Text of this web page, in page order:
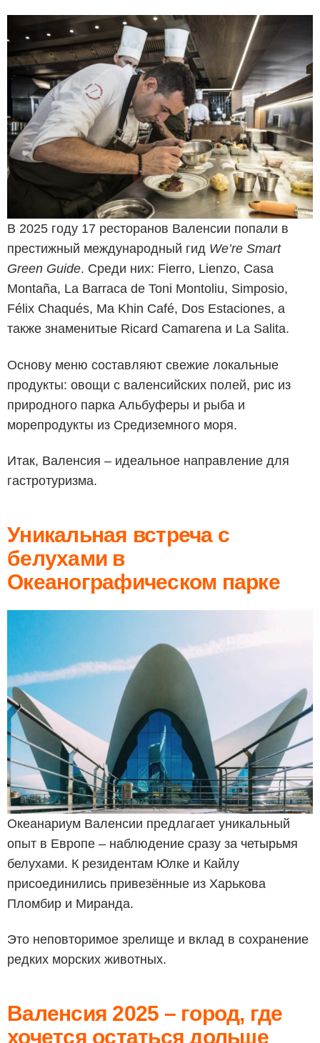
В 2025 году 17 ресторанов Валенсии попали в
престижный международный гид We’re Smart
Green Guide. Среди них: Fierro, Lienzo, Casa
Montaña, La Barraca de Toni Montoliu, Simposio,
Félix Chaqués, Ma Khin Café, Dos Estaciones, а
также знаменитые Ricard Camarena и La Salita.
Основу меню составляют свежие локальные
продукты: овощи с валенсийских полей, рис из
природного парка Альбуферы и рыба и
морепродукты из Средиземного моря.
Итак, Валенсия – идеальное направление для
гастротуризма.
Уникальная встреча с
белухами в
Океанографическом парке
Океанариум Валенсии предлагает уникальный
опыт в Европе – наблюдение сразу за четырьмя
белухами. К резидентам Юлке и Кайлу
присоединились привезённые из Харькова
Пломбир и Миранда.
Это неповторимое зрелище и вклад в сохранение
редких морских животных.
Валенсия 2025 – город, где
хочется остаться дольше